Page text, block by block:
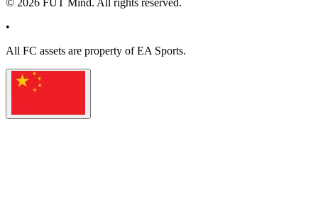
•
All FC assets are property of EA Sports.